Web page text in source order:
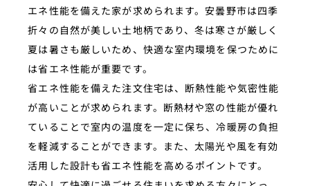
エネ性能を備えた家が求められます。安曇野市は四季
折々の自然が美しい土地柄であり、冬は寒さが厳しく
夏は暑さも厳しいため、快適な室内環境を保つために
は省エネ性能が重要です。
省エネ性能を備えた注文住宅は、断熱性能や気密性能
が高いことが求められます。断熱材や窓の性能が優れ
ていることで室内の温度を一定に保ち、冷暖房の負担
を軽減することができます。また、太陽光や風を有効
活用した設計も省エネ性能を高めるポイントです。